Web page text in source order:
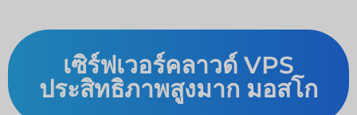
เซิร์ฟเวอร์คลาวด์ VPS
ประสิทธิภาพสูงมาก มอสโก